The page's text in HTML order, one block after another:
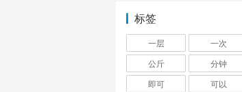
标签
一层 一次
公斤
分钟
即可
可以